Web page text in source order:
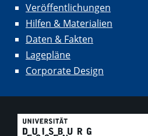
Veröffentlichungen
Hilfen & Materialien
Daten & Fakten
Lagepläne
Corporate Design